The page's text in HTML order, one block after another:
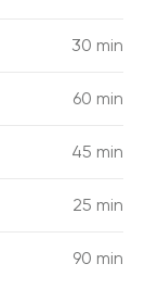
30 min
60 min
45 min
25 min
90 min